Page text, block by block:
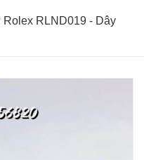
RLND019 - Dây